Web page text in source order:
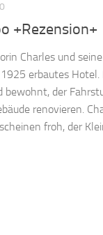
+Rezension+
Charles und
erbautes
bewohnt, der
renovieren.
froh, der